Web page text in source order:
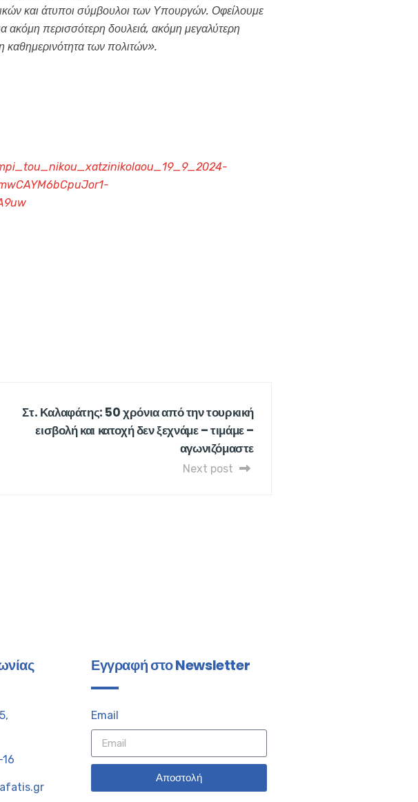
και άτυποι σύμβουλοι των Υπουργών. Οφείλουμε
περισσότερη δουλειά, ακόμη μεγαλύτερη
καθημερινότητα των πολιτών».
Στ. Καλαφάτης: 50 χρόνια από την τουρκική
εισβολή και κατοχή δεν ξεχνάμε – τιμάμε –
αγωνιζόμαστε
Next post
Εγγραφή στο Newsletter
Email
Αποστολή